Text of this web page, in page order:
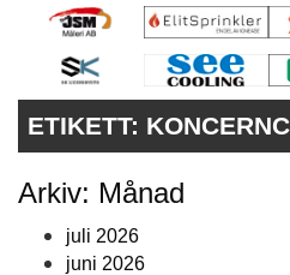
PRENUMERERA
VÅRA ANDRA MAGASIN
ANNONSERA
ETIKETT:
Arkiv: Månad
juli 2026
juni 2026